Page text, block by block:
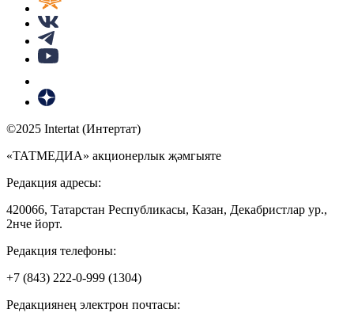
©2025 Intertat (Интертат)
«ТАТМЕДИА» акционерлык җәмгыяте
Редакция адресы:
420066, Татарстан Республикасы, Казан, Декабристлар ур.,
2нче йорт.
Редакция телефоны:
+7 (843) 222-0-999 (1304)
Редакциянең электрон почтасы: